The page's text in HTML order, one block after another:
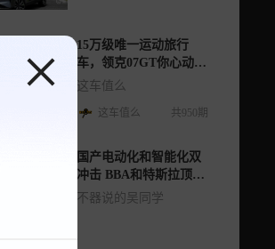
15万级唯一运动旅行
车，领克07GT你心动
吗？
这车值么
这车值么 共950期
国产电动化和智能化双
冲击 BBA和特斯拉顶不
住了？
不器说的吴同学